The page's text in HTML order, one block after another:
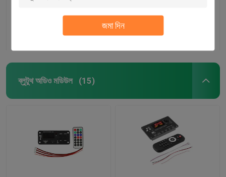
জমা দিন
পণ্য
কারখানা পরিদর্শন
ব্লুটুথ অডিও মডিউল (15)